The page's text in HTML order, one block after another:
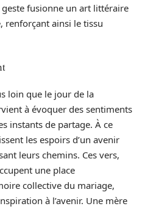
fusionne un art littéraire
renforçant ainsi le tissu
loin que le jour de la
à évoquer des sentiments
instants de partage. À ce
les espoirs d’un avenir
leurs chemins. Ces vers,
une place
collective du mariage,
à l’avenir. Une mère